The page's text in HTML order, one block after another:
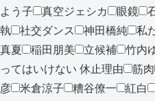
よう子
真空ジェシカ 眼鏡
執
社交ダンス 神田橋純 私
真夏
稲田朋美 立候補 竹内
ってはいけない 休止理由
筋肉
彦
米倉涼子 糟谷僚一 紅白